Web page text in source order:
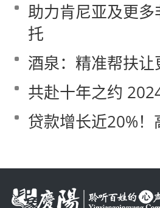
助力肯尼亚及更
托
酒泉：精准帮扶
共赴十年之约
贷款增长近20%！